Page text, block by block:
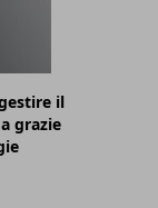
il
grazie